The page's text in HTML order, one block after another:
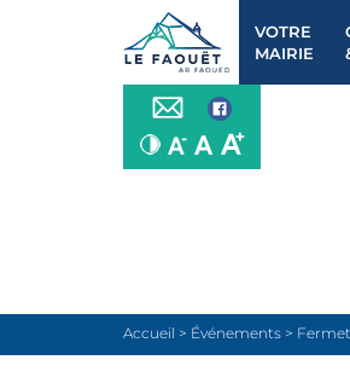
VOTRE
MAIRIE
Accueil > Événements >